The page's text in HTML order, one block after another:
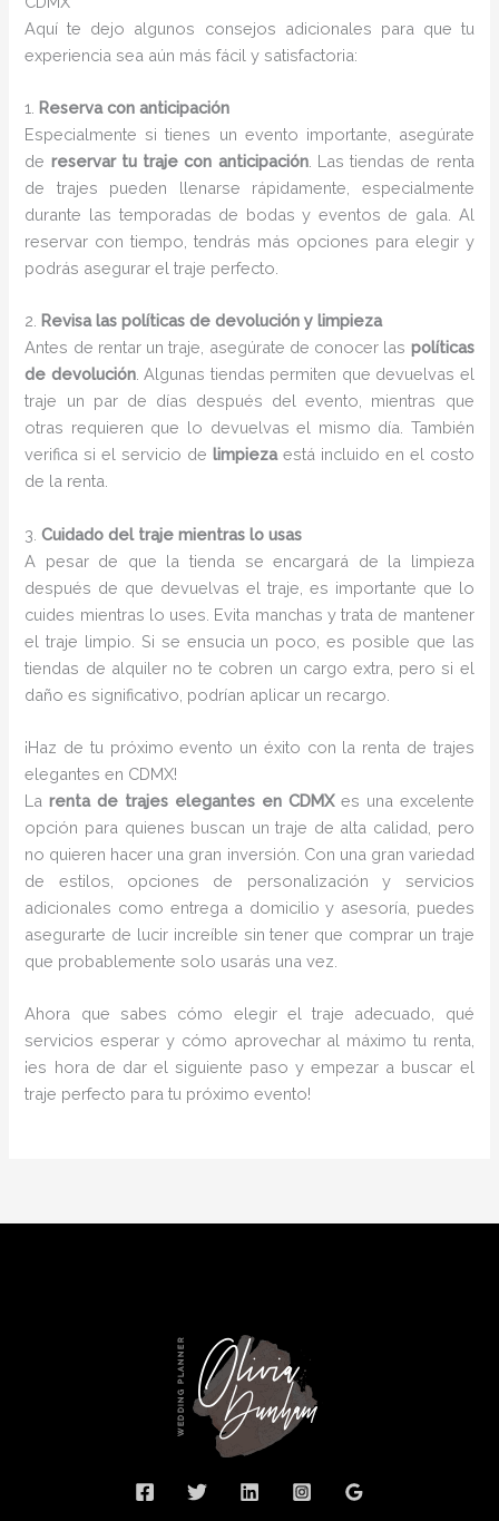
Aquí te dejo algunos consejos adicionales para que tu
experiencia sea aún más fácil y satisfactoria:
1. Reserva con anticipación
Especialmente si tienes un evento importante, asegúrate
de reservar tu traje con anticipación. Las tiendas de renta
de trajes pueden llenarse rápidamente, especialmente
durante las temporadas de bodas y eventos de gala. Al
reservar con tiempo, tendrás más opciones para elegir y
podrás asegurar el traje perfecto.
2. Revisa las políticas de devolución y limpieza
Antes de rentar un traje, asegúrate de conocer las políticas
de devolución. Algunas tiendas permiten que devuelvas el
traje un par de días después del evento, mientras que
otras requieren que lo devuelvas el mismo día. También
verifica si el servicio de limpiezaestá incluido en el costo
de la renta.
3.Cuidado del traje mientras lo usas
A pesar de que la tienda se encargará de la limpieza
después de que devuelvas el traje, es importante que lo
cuides mientras lo uses. Evita manchas y trata de mantener
el traje limpio. Si se ensucia un poco, es posible que las
tiendas de alquiler no te cobren un cargo extra, pero si el
daño es significativo, podrían aplicar un recargo.
¡Haz de tu próximo evento un éxito con la renta de trajes
elegantes en CDMX!
Larenta de trajes elegantes en CDMXes una excelente
opción para quienes buscan un traje de alta calidad, pero
no quieren hacer una gran inversión. Con una gran variedad
de estilos, opciones de personalización y servicios
adicionales como entrega a domicilio y asesoría, puedes
asegurarte de lucir increíble sin tener que comprar un traje
que probablemente solo usarás una vez.
Ahora que sabes cómo elegir el traje adecuado, qué
servicios esperar y cómo aprovechar al máximo tu renta,
¡es hora de dar el siguiente paso y empezar a buscar el
traje perfecto para tu próximo evento!